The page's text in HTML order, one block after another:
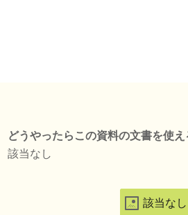
どうやったらこの資料の文書を使え
該当なし
該当なし